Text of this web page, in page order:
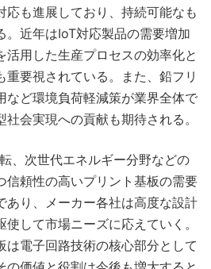
応も進展しており、持続可能なも
。近年はIoT対応製品の需要増加
活用した生産プロセスの効率化と
重要視されている。また、鉛フリ
など環境負荷軽減策が業界全体で
会実現への貢献も期待される。
、次世代エネルギー分野などの
信頼性の高いプリント基板の需要
あり、メーカー各社は高度な設計
して市場ニーズに応えていく。
は電子回路技術の核心部分として